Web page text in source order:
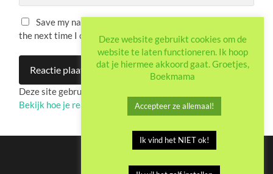
Save my name, email, and website in this browser for
the next time I comment.
Deze site gebruikt Akismet om spam te verminderen.
Bekijk hoe je reactie-gegevens worden verwerkt.
Deze website gebruikt cookies om de
website te laten functioneren. Ik hoop
dat je hiermee akkoord gaat. Groetjes,
Boekmama
Accepteer ze allemaal!
Ik vind het NIET ok!